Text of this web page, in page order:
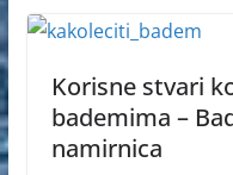
Korisne stvari
bademima –
namirnica